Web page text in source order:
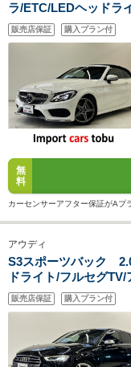
ラ/ETC/LEDヘッドラ
トロール/ブラインド
パドルシフト/レーン
販売店保証 購入プラン付
無
料
カーセンサーアフター保証がAプ
アウディ
S3スポーツバック
ドライト/フルセグ
ンドスポットモニター
ト/シートヒーター/パ
販売店保証 購入プラン付